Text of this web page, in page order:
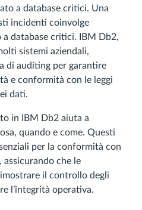
a database critici. Una
incidenti coinvolge
a database critici. IBM Db2,
sistemi aziendali,
di auditing per garantire
e conformità con le leggi
dati.
in IBM Db2 aiuta a
quando e come. Questi
per la conformità con
, assicurando che le
il controllo degli
l’integrità operativa.